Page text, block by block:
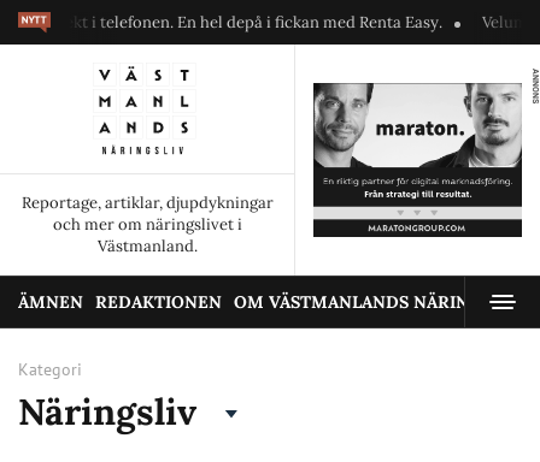
i telefonen. En hel depå i fickan med Renta Easy. Velumi
Reportage, artiklar, djupdykningar
och mer om näringslivet i
Västmanland.
ANNONS
ÄMNEN REDAKTIONEN OM VÄSTMANLANDS NÄRINGSLIV
Kategori
Näringsliv